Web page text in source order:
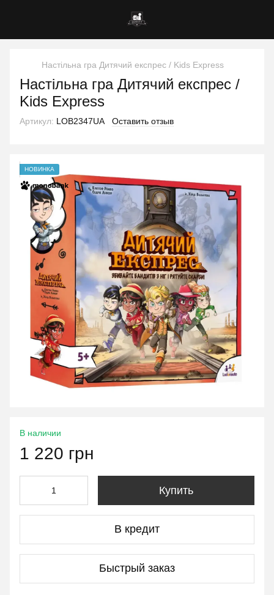
Настільна гра Дитячий експрес / Kids Express
Настільна гра Дитячий експрес /
Kids Express
Артикул: LOB2347UA Оставить отзыв
НОВИНКА
В наличии
1 220 грн
Купить
В кредит
Быстрый заказ